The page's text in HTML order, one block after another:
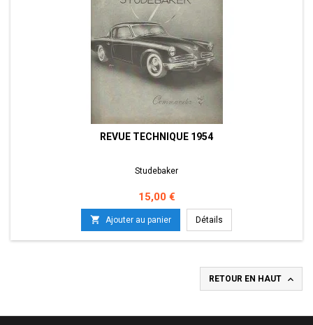
REVUE TECHNIQUE 1954
Studebaker
Prix
15,00 €
 Ajouter au panier Détails
RETOUR EN HAUT 